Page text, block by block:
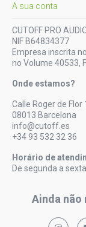
A sua conta
CUTOFF PRO
NIF B64834377
Empresa inscrita
no Volume 40533,
Onde estamos?
Calle Roger de Flor
08013 Barcelona
info@cutoff.es
+34 93 532 32 36
Horário de
De segunda a
Ainda não